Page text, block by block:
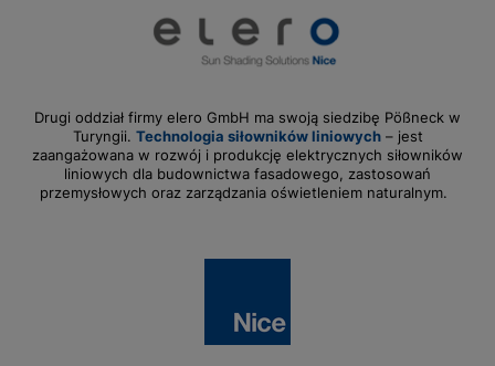
Drugi oddział firmy elero GmbH ma swoją siedzibę Pößneck w
Turyngii. Technologia siłowników liniowych– jest
zaangażowana w rozwój i produkcję elektrycznych siłowników
liniowych dla budownictwa fasadowego, zastosowań
przemysłowych oraz zarządzania oświetleniem naturalnym.